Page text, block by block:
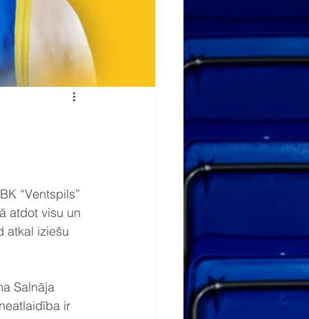
“Ventspils”
atdot visu un
atkal iziešu
Salnāja
ir